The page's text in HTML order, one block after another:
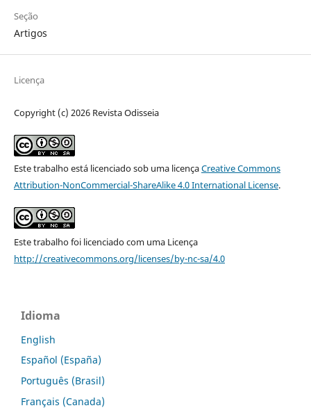
Seção
Artigos
Licença
Copyright (c) 2026 Revista Odisseia
Este trabalho está licenciado sob uma licençaCreative Commons
Attribution-NonCommercial-ShareAlike 4.0 International License.
Este trabalho foi licenciado com uma Licença
http://creativecommons.org/licenses/by-nc-sa/4.0
Idioma
English
Español (España)
Português (Brasil)
Français (Canada)